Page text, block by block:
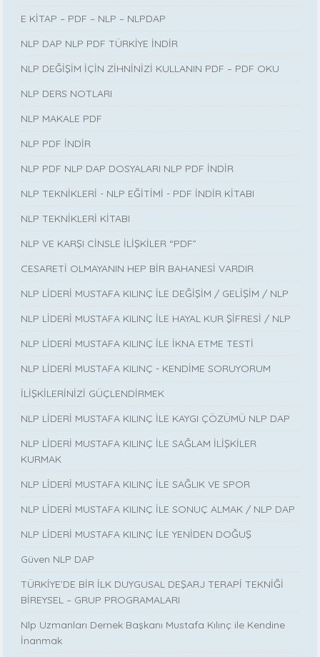
E KİTAP – PDF – NLP – NLPDAP
NLP DAP NLP PDF TÜRKİYE İNDİR
NLP DEĞİŞİM İÇİN ZİHNİNİZİ KULLANIN PDF – PDF OKU
NLP DERS NOTLARI
NLP MAKALE PDF
NLP PDF İNDİR
NLP PDF NLP DAP DOSYALARI NLP PDF İNDİR
NLP TEKNİKLERİ - NLP EĞİTİMİ - PDF İNDİR KİTABI
NLP TEKNİKLERİ KİTABI
NLP VE KARŞI CİNSLE İLİŞKİLER “PDF”
CESARETİ OLMAYANIN HEP BİR BAHANESİ VARDIR
NLP LİDERİ MUSTAFA KILINÇ İLE DEĞİŞİM / GELİŞİM / NLP
NLP LİDERİ MUSTAFA KILINÇ İLE HAYAL KUR ŞİFRESİ / NLP
NLP LİDERİ MUSTAFA KILINÇ İLE İKNA ETME TESTİ
NLP LİDERİ MUSTAFA KILINÇ - KENDİME SORUYORUM
İLİŞKİLERİNİZİ GÜÇLENDİRMEK
NLP LİDERİ MUSTAFA KILINÇ İLE KAYGI ÇÖZÜMÜ NLP DAP
NLP LİDERİ MUSTAFA KILINÇ İLE SAĞLAM İLİŞKİLER
KURMAK
NLP LİDERİ MUSTAFA KILINÇ İLE SAĞLIK VE SPOR
NLP LİDERİ MUSTAFA KILINÇ İLE SONUÇ ALMAK / NLP DAP
NLP LİDERİ MUSTAFA KILINÇ İLE YENİDEN DOĞUŞ
Güven NLP DAP
TÜRKİYE’DE BİR İLK DUYGUSAL DEŞARJ TERAPİ TEKNİĞİ
BİREYSEL – GRUP PROGRAMALARI
Nlp Uzmanları Dernek Başkanı Mustafa Kılınç ile Kendine
İnanmak